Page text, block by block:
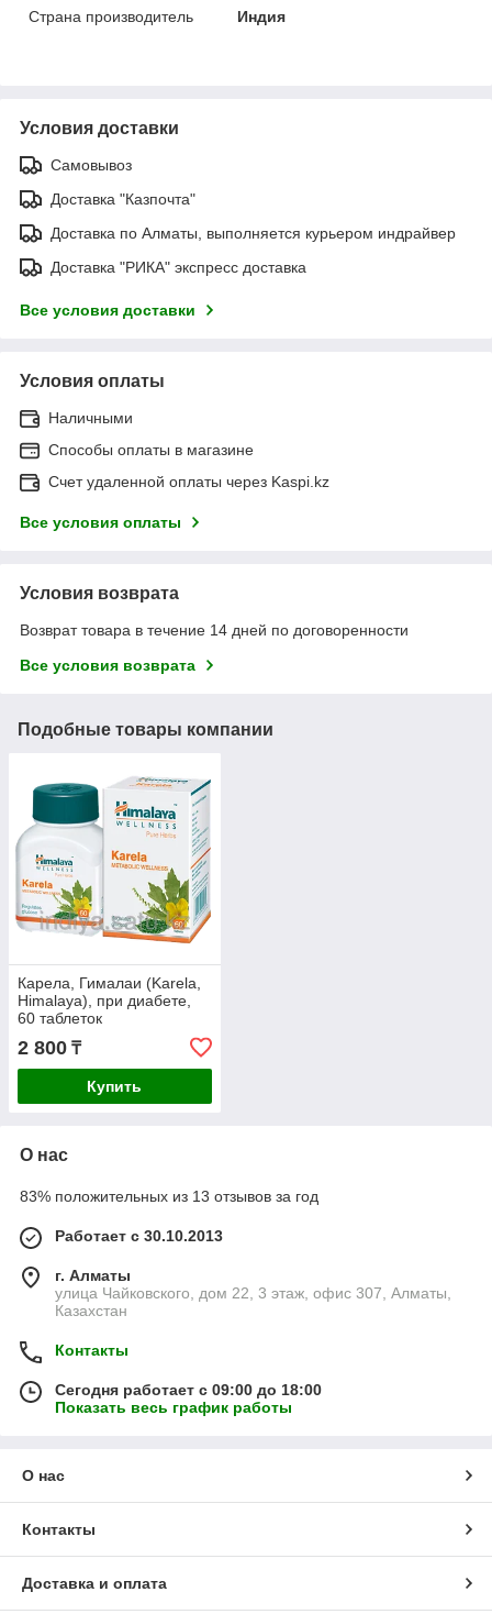
Страна производитель
Индия
Условия доставки
Самовывоз
Доставка "Казпочта"
Доставка по Алматы, выполняется курьером индрайвер
Доставка "РИКА" экспресс доставка
Все условия доставки
Условия оплаты
Наличными
Способы оплаты в магазине
Счет удаленной оплаты через Kaspi.kz
Все условия оплаты
Условия возврата
Возврат товара в течение 14 дней по договоренности
Все условия возврата
Подобные товары компании
Карела, Гималаи (Karela,
Himalaya), при диабете,
60 таблеток
2 800 ₸
Купить
О нас
83% положительных из 13 отзывов за год
Работает с 30.10.2013
г. Алматы
улица Чайковского, дом 22, 3 этаж, офис 307, Алматы,
Казахстан
Контакты
Сегодня работает с 09:00 до 18:00
Показать весь график работы
О нас
Контакты
Доставка и оплата